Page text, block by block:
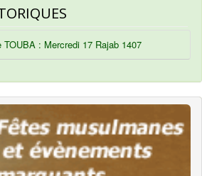
TOUBA : Mercredi 17 Rajab 1407